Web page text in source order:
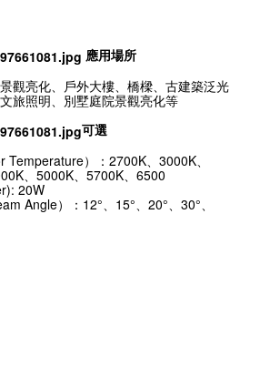
應用場所
觀亮化、戶外大樓、橋樑、古建築泛光
旅照明、別墅庭院景觀亮化等
可選
Temperature）：2700K、3000K、
、5000K、5700K、6500
20W
Angle）：12°、15°、20°、30°、